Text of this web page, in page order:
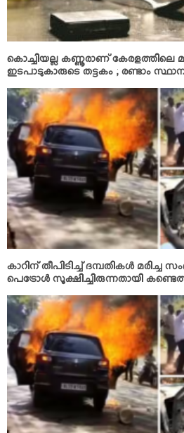
കൊച്ചിയല്ല കണ്ണൂരാണ് കേരളത്തിലെ
ഇടപാടുകാരുടെ തട്ടകം ; രണ്ടാം
കാറിന് തീപിടിച്ച് ദമ്പതികള്‍ മരിച്ച
പെട്രോള്‍ സൂക്ഷിച്ചിരുന്നതായി